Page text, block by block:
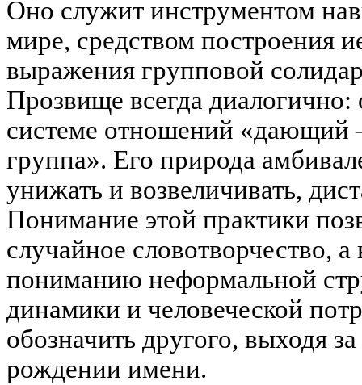
Оно служит инструментом
мире, средством построения
выражения групповой
Прозвище всегда диалогично:
системе отношений
группа». Его природа
унижать и возвеличивать,
Понимание этой практики
случайное словотворчество,
пониманию неформальной
динамики и человеческой
обозначить другого, выходя
рождении имени.